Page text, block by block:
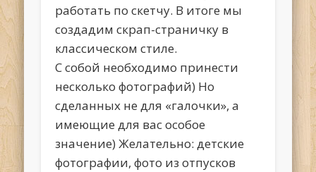
работать по скетчу. В итоге мы
создадим скрап-страничку в
классическом стиле.
С собой необходимо принести
несколько фотографий) Но
сделанных не для «галочки», а
имеющие для вас особое
значение) Желательно: детские
фотографии, фото из отпусков